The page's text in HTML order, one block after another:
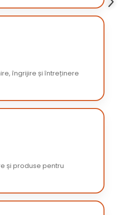
îngrijire și întreținere
și produse pentru